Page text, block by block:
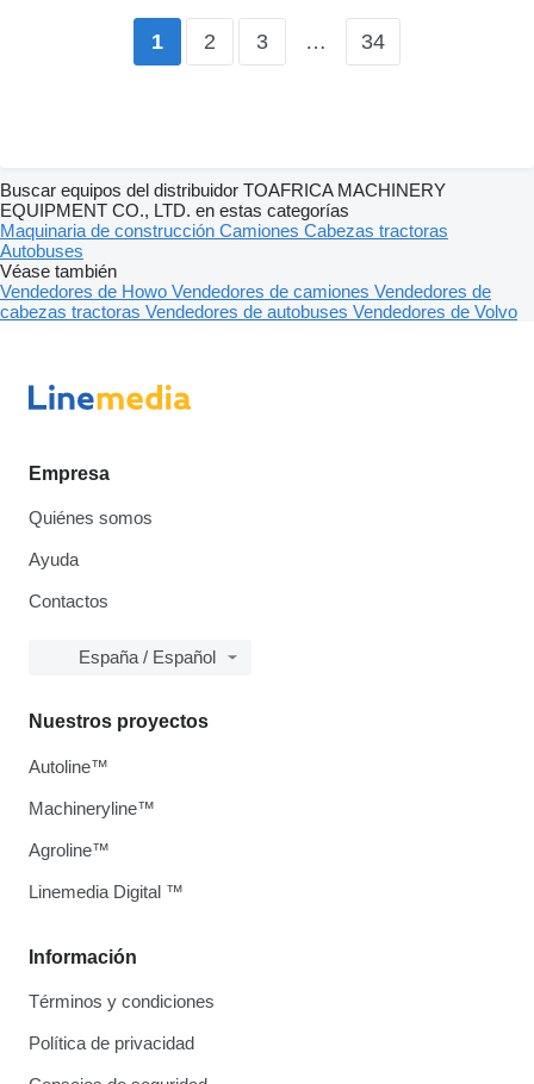
1 2 3 … 34
Buscar equipos del distribuidor TOAFRICA MACHINERY
EQUIPMENT CO., LTD. en estas categorías
Maquinaria de construcción Camiones Cabezas tractoras
Autobuses
Véase también
Vendedores de Howo Vendedores de camiones Vendedores de
cabezas tractoras Vendedores de autobuses Vendedores de Volvo
Empresa
Quiénes somos
Ayuda
Contactos
España / Español
Información
Términos y condiciones
Política de privacidad
Nuestros proyectos
Autoline™
Machineryline™
Agroline™
Linemedia Digital ™